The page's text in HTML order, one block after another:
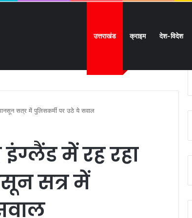
उत्तराखंड क्राइम देश-विदेश
सत्र में पुलिसकर्मी पर उठे ये सवाल
में रह रहा
सत्र में